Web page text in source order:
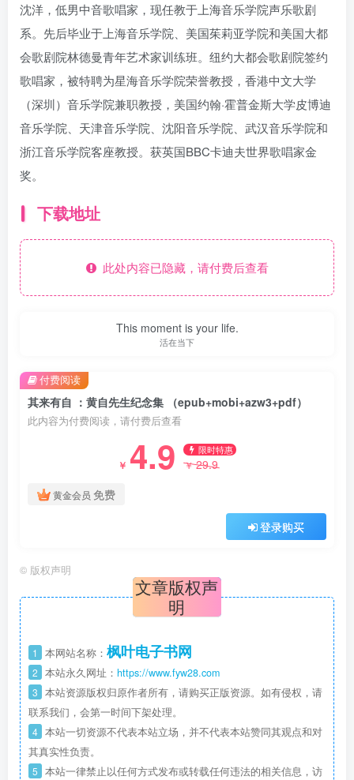
沈洋，低男中音歌唱家，现任教于上海音乐学院声乐歌剧
系。先后毕业于上海音乐学院、美国茱莉亚学院和美国大都
会歌剧院林德曼青年艺术家训练班。纽约大都会歌剧院签约
歌唱家，被特聘为星海音乐学院荣誉教授，香港中文大学
（深圳）音乐学院兼职教授，美国约翰·霍普金斯大学皮博迪
音乐学院、天津音乐学院、沈阳音乐学院、武汉音乐学院和
浙江音乐学院客座教授。获英国BBC卡迪夫世界歌唱家金
奖。
下载地址
此处内容已隐藏，请付费后查看
This moment is your life.
活在当下
其来有自 ：黄自先生纪念集 （epub+mobi+azw3+pdf）
此内容为付费阅读，请付费后查看
￥ 4.9 限时特惠
￥29.9
黄金会员 免费
登录购买
付费阅读
© 版权声明
文章版权声
明
1 本网站名称： 枫叶电子书网
2 本站永久网址： https://www.fyw28.com
3 本站资源版权归原作者所有，请购买正版资源。如有侵权，请
联系我们，会第一时间下架处理。
4 本站一切资源不代表本站立场，并不代表本站赞同其观点和对
其真实性负责。
5 本站一律禁止以任何方式发布或转载任何违法的相关信息，访